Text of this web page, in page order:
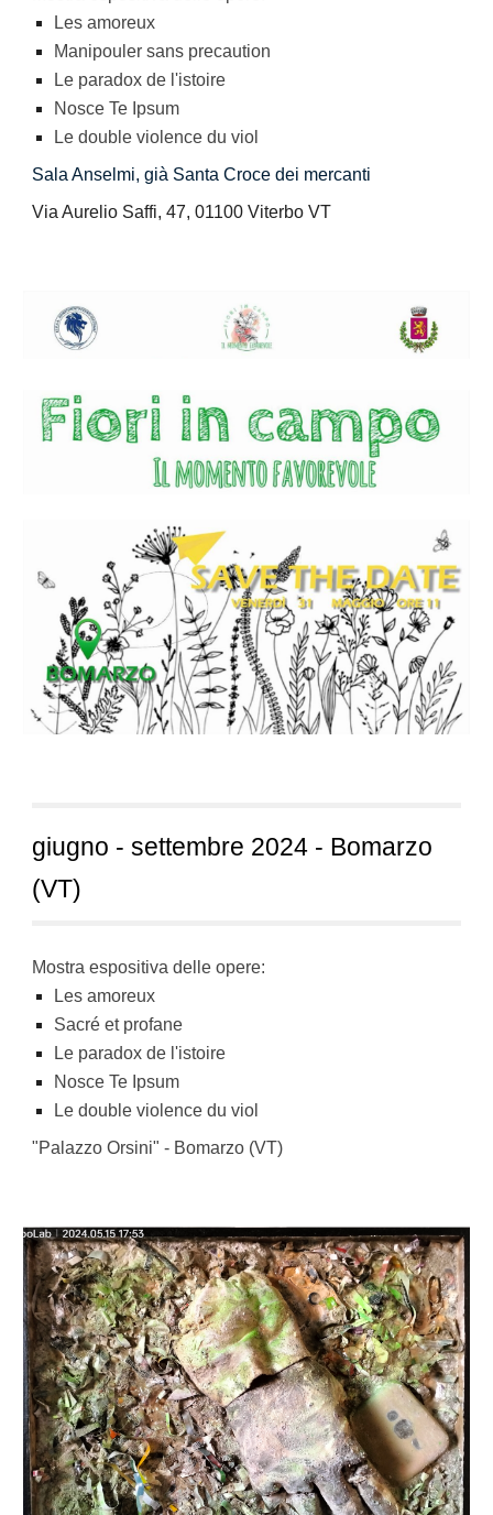
Les amoreux
Manipouler sans precaution
Le paradox de l'istoire
Nosce Te Ipsum
Le double violence du viol
Sala Anselmi, già Santa Croce dei mercanti
Via Aurelio Saffi, 47, 01100 Viterbo VT
giugno -settembre 2024 - Bomarzo
(VT)
Mostra espositiva delle opere:
Les amoreux
Sacré et profane
Le paradox de l'istoire
Nosce Te Ipsum
Le double violence du viol
"Palazzo Orsini" - Bomarzo (VT)